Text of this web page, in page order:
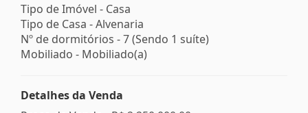
Tipo de Imóvel - Casa
Tipo de Casa - Alvenaria
Nº de dormitórios - 7 (Sendo 1 suíte)
Mobiliado - Mobiliado(a)
Detalhes da Venda